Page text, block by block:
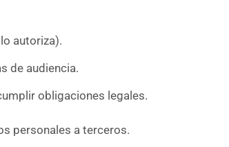
autoriza).
de audiencia.
obligaciones legales.
personales a terceros.